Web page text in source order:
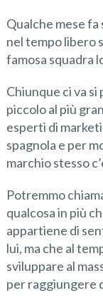
Qualche mese
nel tempo libero
famosa squadra
Chiunque ci va
piccolo al più
esperti di
spagnola e per
marchio stesso
Potremmo
qualcosa in più
appartiene di
lui, ma che al
sviluppare al
per raggiungere